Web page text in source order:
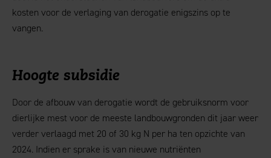
kosten voor de verlaging van derogatie enigszins op te
vangen.
Hoogte subsidie
Door de afbouw van derogatie wordt de gebruiksnorm voor
dierlijke mest voor de meeste landbouwgronden dit jaar weer
verder verlaagd met 20 of 30 kg N per ha ten opzichte van
2024. Indien er sprake is van nieuwe nutriënten